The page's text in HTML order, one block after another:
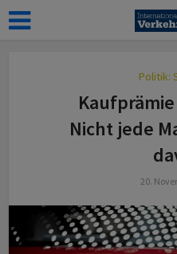
Politik:
Nicht jede
20.